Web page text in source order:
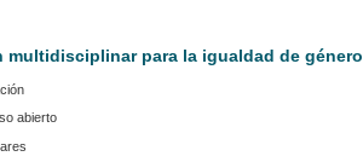
multidisciplinar para la igualdad de género
abierto